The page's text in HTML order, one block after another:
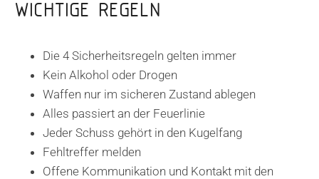
WICHTIGE REGELN
Die 4 Sicherheitsregeln gelten immer
Kein Alkohol oder Drogen
Waffen nur im sicheren Zustand ablegen
Alles passiert an der Feuerlinie
Jeder Schuss gehört in den Kugelfang
Fehltreffer melden
Offene Kommunikation und Kontakt mit den